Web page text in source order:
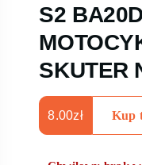
S2
SKUTER
8.00zł Kup